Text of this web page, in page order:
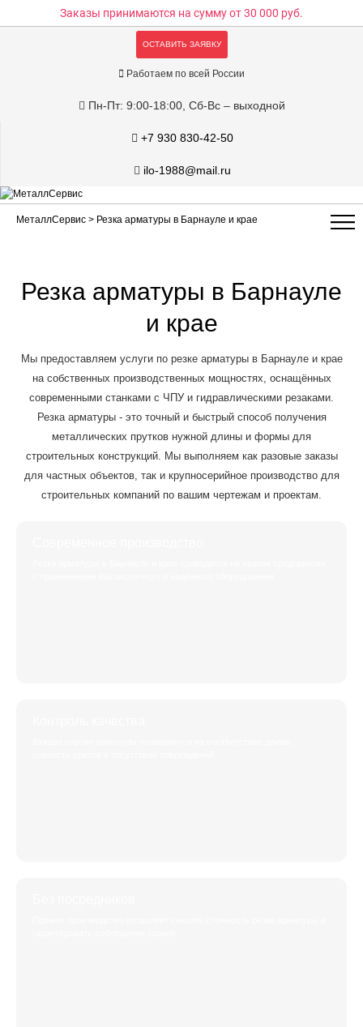
Заказы принимаются на суммуот 30 000 руб.
ОСТАВИТЬ ЗАЯВКУ
Работаем по всей России
Пн-Пт: 9:00-18:00, Сб-Вс – выходной
+7 930 830-42-50
ilo-1988@mail.ru
МеталлСервис > Резка арматуры в Барнауле и крае
Резка арматуры в Барнауле
и крае
Мы предоставляем услуги по резке арматуры в Барнауле и крае
на собственных производственных мощностях, оснащённых
современными станками с ЧПУ и гидравлическими резаками.
Резка арматуры - это точный и быстрый способ получения
металлических прутков нужной длины и формы для
строительных конструкций. Мы выполняем как разовые заказы
для частных объектов, так и крупносерийное производство для
строительных компаний по вашим чертежам и проектам.